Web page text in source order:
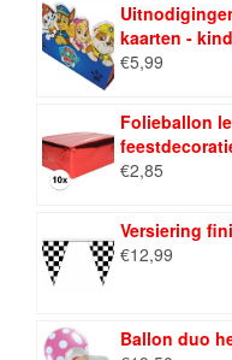
kaarten -
€5,99
Folieballon
€2,85
Versiering
€12,99
Ballon duo